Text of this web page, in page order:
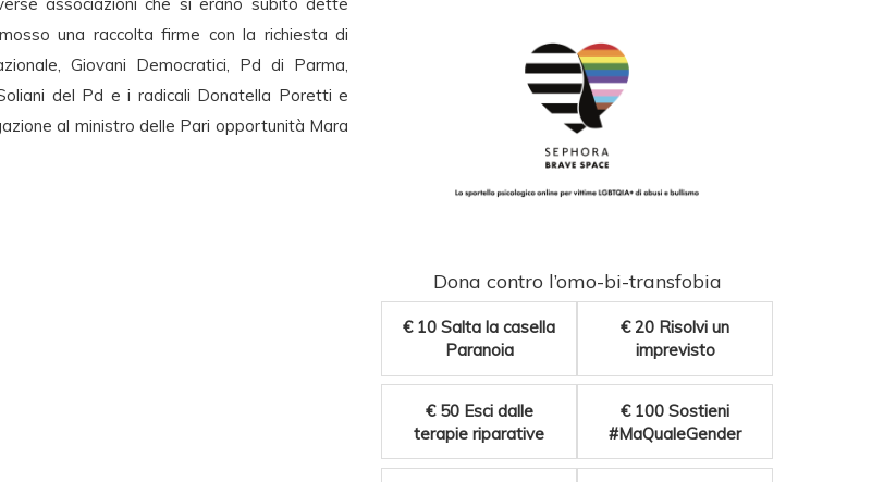
una raccolta firme con la richiesta di
Giovani Democratici, Pd di Parma,
del Pd e i radicali Donatella Poretti e
al ministro delle Pari opportunità Mara
Dona contro l’omo-bi-transfobia
€ 10 Salta la casella
Paranoia
€ 20 Risolvi un
imprevisto
€ 50 Esci dalle
terapie riparative
€ 100 Sostieni
#MaQualeGender